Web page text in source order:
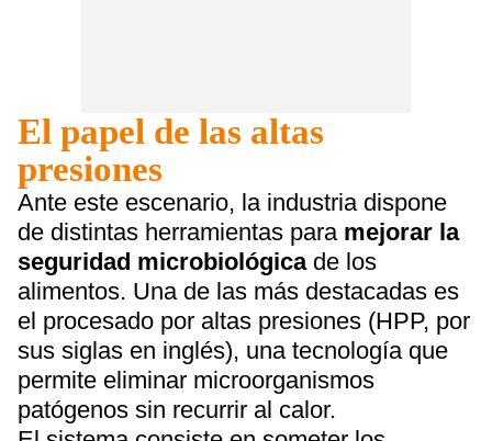
El papel de las altas
presiones
Ante este escenario, la industria dispone
de distintas herramientas para mejorar la
seguridad microbiológica de los
alimentos. Una de las más destacadas es
el procesado por altas presiones (HPP, por
sus siglas en inglés), una tecnología que
permite eliminar microorganismos
patógenos sin recurrir al calor.